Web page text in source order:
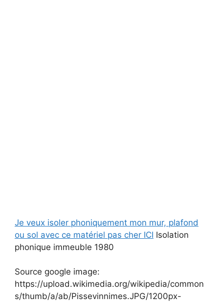
Je veux isoler phoniquement mon mur, plafond
ou sol avec ce matériel pas cher ICI Isolation
phonique immeuble 1980
Source google image:
https://upload.wikimedia.org/wikipedia/common
s/thumb/a/ab/Pissevinnimes.JPG/1200px-